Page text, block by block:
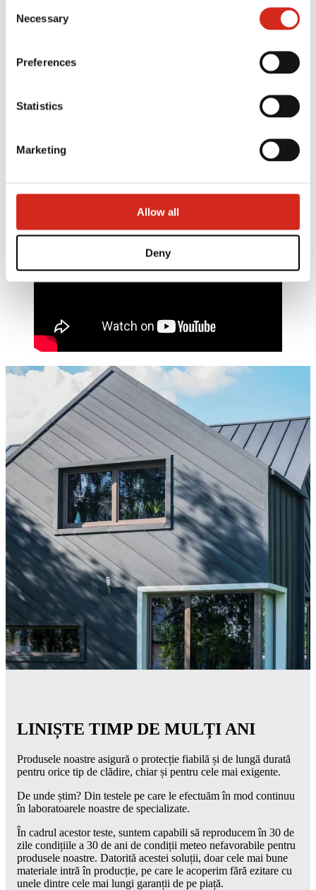
121387608.
Selection
Necessary
Preferences
Statistics
Marketing
Allow all
Deny
LINIȘTE TIMP DE MULȚI ANI
Produsele noastre asigură o protecție fiabilă și de lungă durată
pentru orice tip de clădire, chiar și pentru cele mai exigente.
De unde știm? Din testele pe care le efectuăm în mod continuu
în laboratoarele noastre de specializate.
În cadrul acestor teste, suntem capabili să reproducem în 30 de
zile condițiile a 30 de ani de condiții meteo nefavorabile pentru
produsele noastre. Datorită acestei soluții, doar cele mai bune
materiale intră în producție, pe care le acoperim fără ezitare cu
unele dintre cele mai lungi garanții de pe piață.